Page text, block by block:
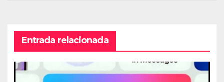
Entrada relacionada